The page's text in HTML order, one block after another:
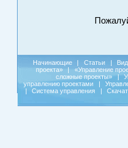
Начинающие | Статьи |
проекта»
| «Управление
сложные проекты»
|
управлению проектами
|
|
Система управления |